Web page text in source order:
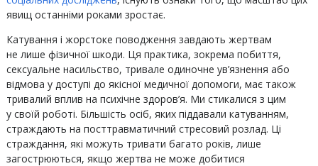
явищ останніми роками зростає.
Катування і жорстоке поводження завдають жертвам
не лише фізичної шкоди. Ця практика, зокрема побиття,
сексуальне насильство, тривале одиночне ув’язнення або
відмова у доступі до якісної медичної допомоги, має також
тривалий вплив на психічне здоров’я. Ми стикалися з цим
у своїй роботі. Більшість осіб, яких піддавали катуванням,
страждають на посттравматичний стресовий розлад. Ці
страждання, які можуть тривати багато років, лише
загострюються, якщо жертва не може добитися